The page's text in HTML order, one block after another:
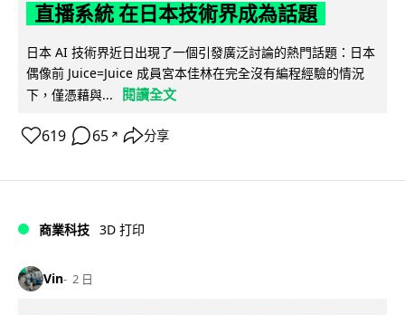
直播系統 在日本技術界成為話題
日本 AI 技術界近日出現了一個引發廣泛討論的熱門話題：日本
偶像前 Juice=Juice 成員宮本佳林在完全沒有編程經驗的情況
下，僅憑藉與...
閱讀全文
619 65 ↗ 分享
商業科技 3D 打印
Vin 2 日